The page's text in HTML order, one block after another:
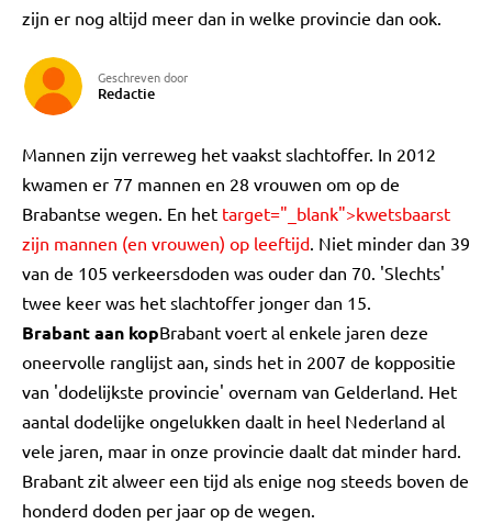
zijn er nog altijd meer dan in welke provincie dan ook.
Geschreven door
Redactie
Mannen zijn verreweg het vaakst slachtoffer. In 2012
kwamen er 77 mannen en 28 vrouwen om op de
Brabantse wegen. En het target="_blank">kwetsbaarst
zijn mannen (en vrouwen) op leeftijd. Niet minder dan 39
van de 105 verkeersdoden was ouder dan 70. 'Slechts'
twee keer was het slachtoffer jonger dan 15.
Brabant aan kopBrabant voert al enkele jaren deze
oneervolle ranglijst aan, sinds het in 2007 de koppositie
van 'dodelijkste provincie' overnam van Gelderland. Het
aantal dodelijke ongelukken daalt in heel Nederland al
vele jaren, maar in onze provincie daalt dat minder hard.
Brabant zit alweer een tijd als enige nog steeds boven de
honderd doden per jaar op de wegen.